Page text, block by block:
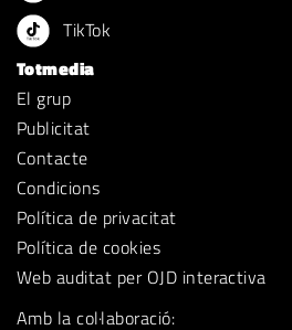
TikTok
Totmedia
El grup
Publicitat
Contacte
Condicions
Política de privacitat
Política de cookies
Web auditat per OJD interactiva
Amb la col·laboració: